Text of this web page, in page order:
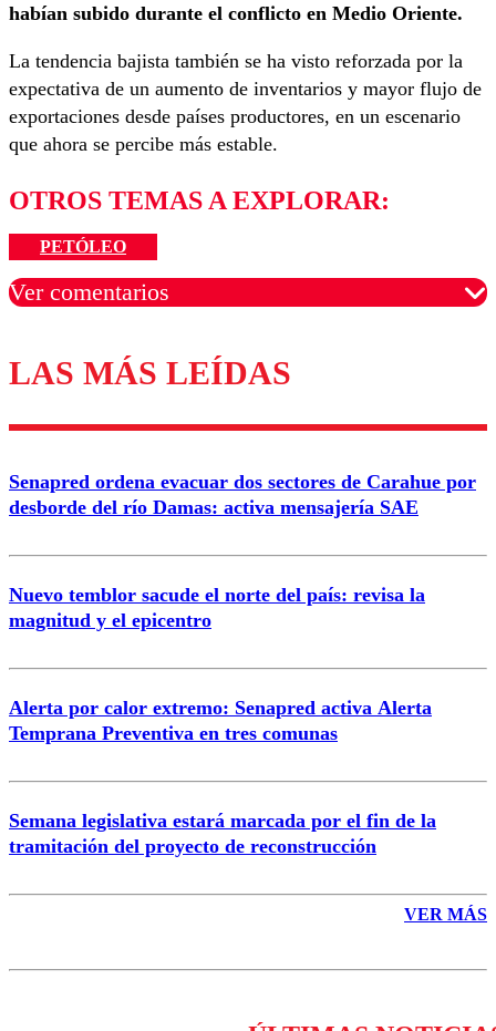
habían subido durante el conflicto en Medio Oriente.
La tendencia bajista también se ha visto reforzada por la
expectativa de un aumento de inventarios y mayor flujo de
exportaciones desde países productores, en un escenario
que ahora se percibe más estable.
OTROS TEMAS A EXPLORAR:
PETÓLEO
Ver comentarios
Los comentarios son moderados para garantizar un
diálogo respetuoso.
Correo
LAS MÁS LEÍDAS
Senapred ordena evacuar dos sectores de Carahue por
desborde del río Damas: activa mensajería SAE
Nuevo temblor sacude el norte del país: revisa la
magnitud y el epicentro
Alerta por calor extremo: Senapred activa Alerta
Temprana Preventiva en tres comunas
Semana legislativa estará marcada por el fin de la
tramitación del proyecto de reconstrucción
VER MÁS